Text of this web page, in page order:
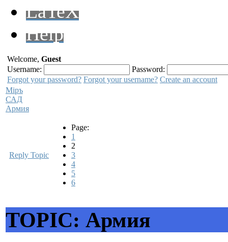
LaTeX
Help
Welcome, Guest
Username:
Password:
Forgot your password? Forgot your username? Create an account
Мiръ
САД
Армия
Reply Topic
Page:
1
2
3
4
5
6
TOPIC: Армия